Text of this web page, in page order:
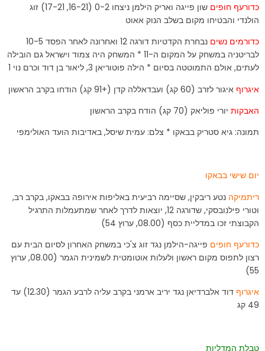
כדורעף חופים
שון פייגה ואריק הילמן ניצחו 0-2 (16-21, 17-21) זוג
הולנדי והבטיחו מקום בשלב הנוק אאוט
כדורמים נשים
נבחרת הקדטיות דורגה 12 ואחרונה לאחר הפסד 10-5
לבריטניה במשחק על המקום ה-11 * המשחק היה צמוד וישראל גם הובילה
לעתים, אולם התמוטטה בסיום * הילה פוטוריאן 3, ליאור בן דוד וכרם נוי 1
איגרוף איגור לזרב (60 קג) ועבדאללה קדן (+91 קג) הודחו בקרב הראשון
האבקות יורי פוליאק (70 קג) הודח בקרב הראשון
תמונה: גיא סטריק בבאקו * צלם: עמית שיסל, באדיבות הועד האולימפי
יום שישי בבאקו
ריתמיקה נטע ריבקין, שסיימה רביעית באליפות אירופה בבאקו, בקרב רב,
וטורי פילנובסקי, שדורגה 12, יוצאות לדרך לאחר שמתעמלות התרגיל
הקבוצתי זכו במדליית כסף (08.00, ערוץ 54)
כדורעף חופים פייגה-הילמן נגד זוג צ'כי במשחק האחרון לסיום הבית עם
רצון לתפוס מקום ראשון ולעלות אוטומטית לשמינית הגמר (08.00, ערוץ
55)
איגרוף
דוד אלברדיאן נגד יריב ארמני בקרב עליה לרבע הגמר (12.30) עד
49 קג
טבלת המדליות